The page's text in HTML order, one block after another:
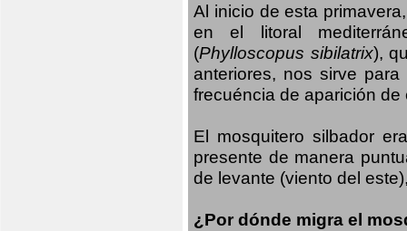
Al inicio de esta
en el litoral
(Phylloscopus sibilatrix),
anteriores, nos sirve
frecuéncia de aparición
El mosquitero silbador
presente de manera
de levante (viento del
¿Por dónde migra el